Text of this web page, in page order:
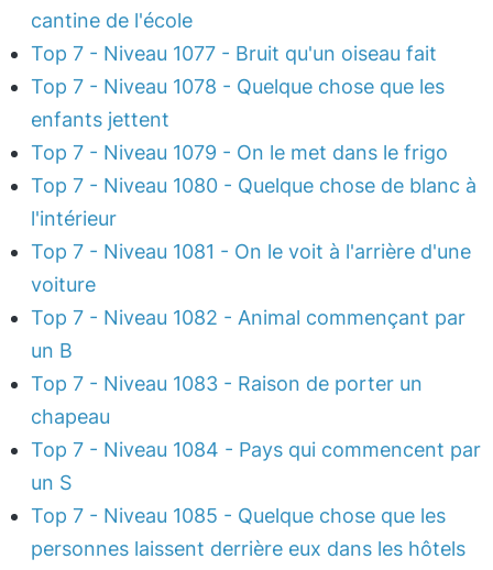
cantine de l'école
Top 7 - Niveau 1077 - Bruit qu'un oiseau fait
Top 7 - Niveau 1078 - Quelque chose que les
enfants jettent
Top 7 - Niveau 1079 - On le met dans le frigo
Top 7 - Niveau 1080 - Quelque chose de blanc à
l'intérieur
Top 7 - Niveau 1081 - On le voit à l'arrière d'une
voiture
Top 7 - Niveau 1082 - Animal commençant par
un B
Top 7 - Niveau 1083 - Raison de porter un
chapeau
Top 7 - Niveau 1084 - Pays qui commencent par
un S
Top 7 - Niveau 1085 - Quelque chose que les
personnes laissent derrière eux dans les hôtels